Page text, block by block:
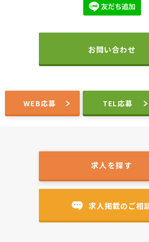
お問い合わせ
WEB応募 TEL応募
求人を探す
求人掲載のご相